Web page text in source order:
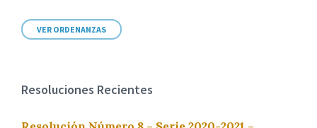
VER ORDENANZAS
Resoluciones Recientes